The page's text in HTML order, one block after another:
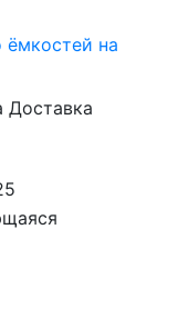
ёмкостей на
Доставка